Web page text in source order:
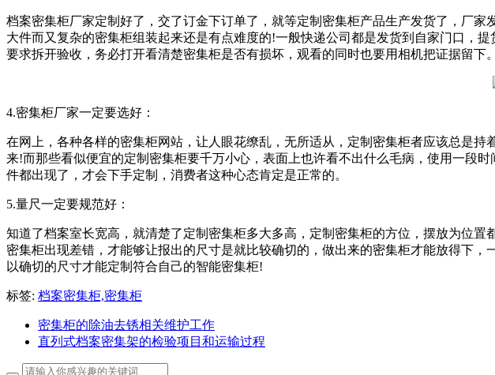
档案密集柜厂家定制好了，交了订金下订单了，就等定制密集柜产品生产发货了，厂
大件而又复杂的密集柜组装起来还是有点难度的!一般快递公司都是发货到自家门口，
要求拆开验收，务必打开看清楚密集柜是否有损坏，观看的同时也要用相机把证据留下
4.密集柜厂家一定要选好：
在网上，各种各样的密集柜网站，让人眼花缭乱，无所适从，定制密集柜者应该总是
来!而那些看似便宜的定制密集柜要千万小心，表面上也许看不出什么毛病，使用一段
件都出现了，才会下手定制，消费者这种心态肯定是正常的。
5.量尺一定要规范好：
知道了档案室长宽高，就清楚了定制密集柜多大多高，定制密集柜的方位，摆放为位
密集柜出现差错，才能够让报出的尺寸是就比较确切的，做出来的密集柜才能放得下
以确切的尺寸才能定制符合自己的智能密集柜!
标签: 档案密集柜,密集柜
密集柜的除油去锈相关维护工作
直列式档案密集架的检验项目和运输过程